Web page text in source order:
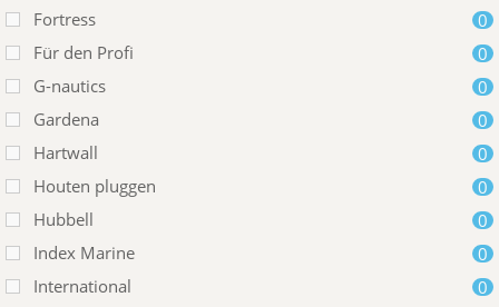
Fortress
0
Für den Profi
0
G-nautics
0
Gardena
0
Hartwall
0
Houten pluggen
0
Hubbell
0
Index Marine
0
International
0